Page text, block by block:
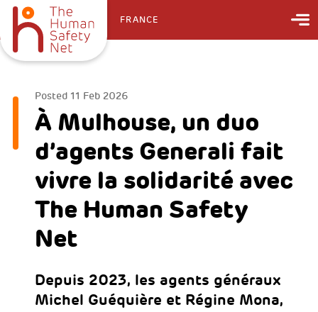
FRANCE
Posted 11 Feb 2026
À Mulhouse, un duo
d’agents Generali fait
vivre la solidarité avec
The Human Safety
Net
Depuis 2023, les agents généraux
Michel Guéquière et Régine Mona,